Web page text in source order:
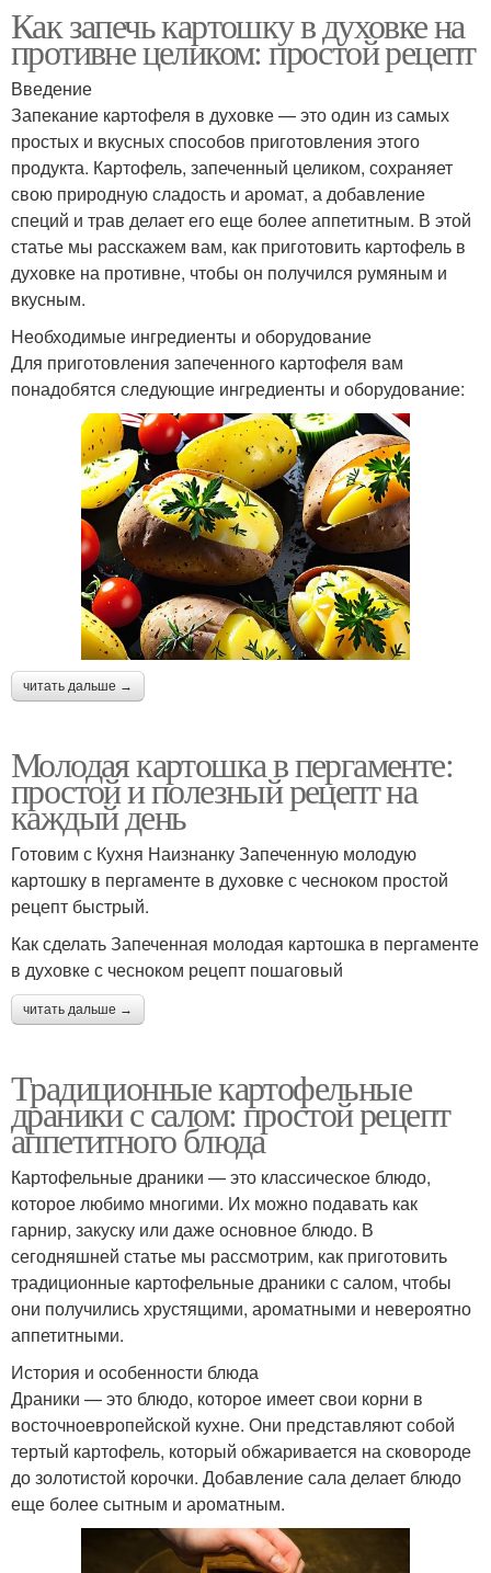
Как запечь картошку в духовке на
противне целиком: простой рецепт
Введение
Запекание картофеля в духовке — это один из самых
простых и вкусных способов приготовления этого
продукта. Картофель, запеченный целиком, сохраняет
свою природную сладость и аромат, а добавление
специй и трав делает его еще более аппетитным. В этой
статье мы расскажем вам, как приготовить картофель в
духовке на противне, чтобы он получился румяным и
вкусным.
Необходимые ингредиенты и оборудование
Для приготовления запеченного картофеля вам
понадобятся следующие ингредиенты и оборудование:
читать дальше →
Молодая картошка в пергаменте:
простой и полезный рецепт на
каждый день
Готовим с Кухня Наизнанку Запеченную молодую
картошку в пергаменте в духовке с чесноком простой
рецепт быстрый.
Как сделать Запеченная молодая картошка в пергаменте
в духовке с чесноком рецепт пошаговый
читать дальше →
Традиционные картофельные
драники с салом: простой рецепт
аппетитного блюда
Картофельные драники — это классическое блюдо,
которое любимо многими. Их можно подавать как
гарнир, закуску или даже основное блюдо. В
сегодняшней статье мы рассмотрим, как приготовить
традиционные картофельные драники с салом, чтобы
они получились хрустящими, ароматными и невероятно
аппетитными.
История и особенности блюда
Драники — это блюдо, которое имеет свои корни в
восточноевропейской кухне. Они представляют собой
тертый картофель, который обжаривается на сковороде
до золотистой корочки. Добавление сала делает блюдо
еще более сытным и ароматным.